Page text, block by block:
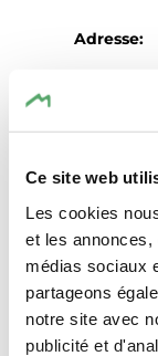
Ce site web
Les cookies
et les
médias sociaux
partageons
notre site avec
publicité et
Adresse:
Tel.:
Webseite: